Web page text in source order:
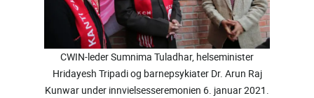
CWIN-leder Sumnima Tuladhar, helseminister
Hridayesh Tripadi og barnepsykiater Dr. Arun Raj
Kunwar under innvielsesseremonien 6. januar 2021.